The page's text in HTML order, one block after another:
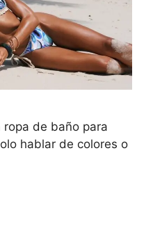
de baño para
hablar de colores o